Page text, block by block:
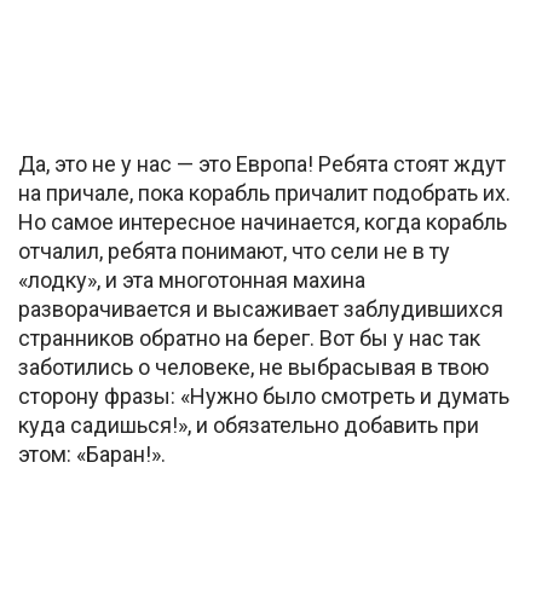
Да, это не у нас — это Европа! Ребята стоят ждут
на причале, пока корабль причалит подобрать их.
Но самое интересное начинается, когда корабль
отчалил, ребята понимают, что сели не в ту
«лодку», и эта многотонная махина
разворачивается и высаживает заблудившихся
странников обратно на берег. Вот бы у нас так
заботились о человеке, не выбрасывая в твою
сторону фразы: «Нужно было смотреть и думать
куда садишься!», и обязательно добавить при
этом: «Баран!».